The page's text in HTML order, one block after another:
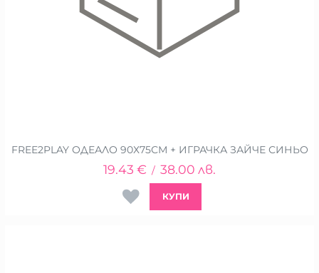
FREE2PLAY ОДЕАЛО 90Х75СМ + ИГРАЧКА ЗАЙЧЕ СИНЬО
19.43 € / 38.00 лв.
КУПИ